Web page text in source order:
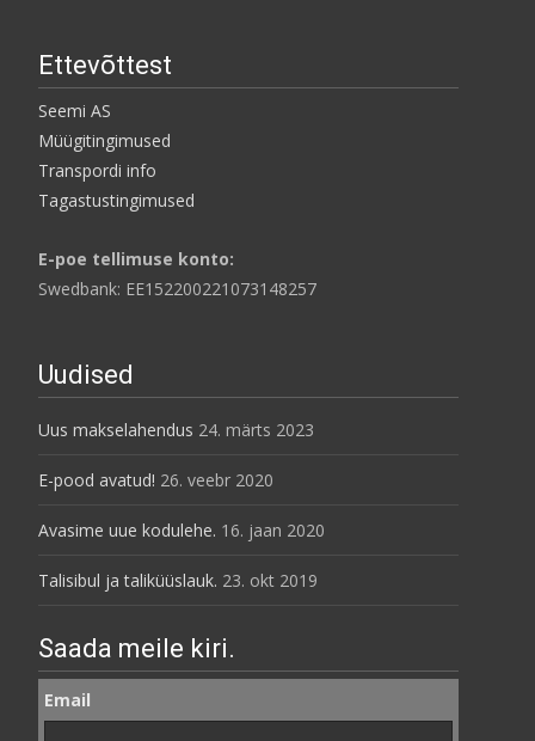
Ettevõttest
Seemi AS
Müügitingimused
Transpordi info
Tagastustingimused
E-poe tellimuse konto:
Swedbank: EE152200221073148257
Uudised
Uus makselahendus 24. märts 2023
E-pood avatud! 26. veebr 2020
Avasime uue kodulehe. 16. jaan 2020
Talisibul ja taliküüslauk. 23. okt 2019
Saada meile kiri.
Email